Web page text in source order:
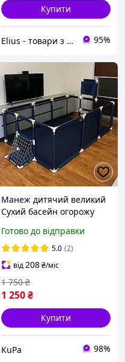
Купити
Elius - товари з Європи 95%
Манеж дитячий великий
Сухий басейн огорожу
Готово до відправки
5.0 (2)
від208₴/міс
1 250₴
1 750 ₴
Купити
KuPa 98%